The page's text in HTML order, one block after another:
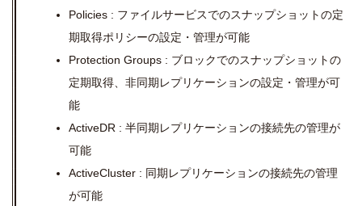
Policies : ファイルサービスでのスナップショットの定
期取得ポリシーの設定・管理が可能
Protection Groups : ブロックでのスナップショットの
定期取得、非同期レプリケーションの設定・管理が可
能
ActiveDR : 半同期レプリケーションの接続先の管理が
可能
ActiveCluster : 同期レプリケーションの接続先の管理
が可能